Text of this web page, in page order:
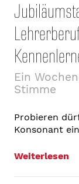
Ein
Stimme
Probieren
Konsonant
Weiterlesen